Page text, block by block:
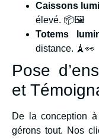
Caissons
élevé. 📦🖼️
Totems
distance. 🗼👀
Pose
et
De la conception
gérons tout. Nos